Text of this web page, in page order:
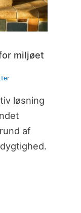
miljøet
løsning
af